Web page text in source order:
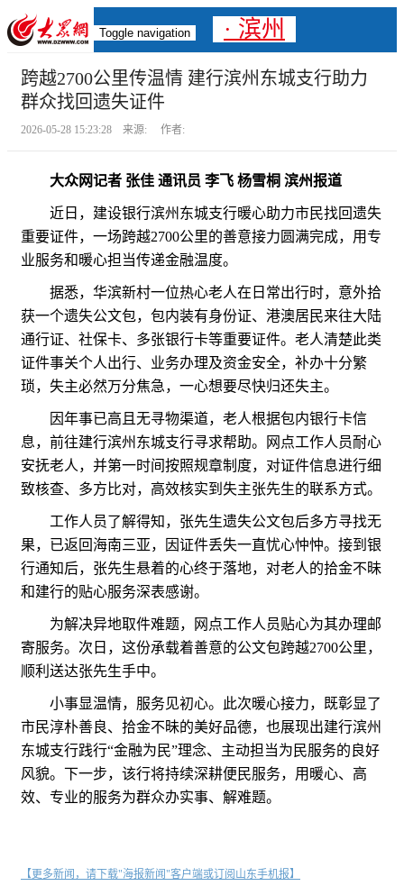
Toggle navigation · 滨州
跨越2700公里传温情 建行滨州东城支行助力
群众找回遗失证件
2026-05-28 15:23:28 来源: 作者:
大众网记者 张佳 通讯员 李飞 杨雪桐 滨州报道
近日，建设银行滨州东城支行暖心助力市民找回遗失
重要证件，一场跨越2700公里的善意接力圆满完成，用专
业服务和暖心担当传递金融温度。
据悉，华滨新村一位热心老人在日常出行时，意外拾
获一个遗失公文包，包内装有身份证、港澳居民来往大陆
通行证、社保卡、多张银行卡等重要证件。老人清楚此类
证件事关个人出行、业务办理及资金安全，补办十分繁
琐，失主必然万分焦急，一心想要尽快归还失主。
因年事已高且无寻物渠道，老人根据包内银行卡信
息，前往建行滨州东城支行寻求帮助。网点工作人员耐心
安抚老人，并第一时间按照规章制度，对证件信息进行细
致核查、多方比对，高效核实到失主张先生的联系方式。
工作人员了解得知，张先生遗失公文包后多方寻找无
果，已返回海南三亚，因证件丢失一直忧心忡忡。接到银
行通知后，张先生悬着的心终于落地，对老人的拾金不昧
和建行的贴心服务深表感谢。
为解决异地取件难题，网点工作人员贴心为其办理邮
寄服务。次日，这份承载着善意的公文包跨越2700公里，
顺利送达张先生手中。
小事显温情，服务见初心。此次暖心接力，既彰显了
市民淳朴善良、拾金不昧的美好品德，也展现出建行滨州
东城支行践行“金融为民”理念、主动担当为民服务的良好
风貌。下一步，该行将持续深耕便民服务，用暖心、高
效、专业的服务为群众办实事、解难题。
【更多新闻，请下载"海报新闻"客户端或订阅山东手机报】